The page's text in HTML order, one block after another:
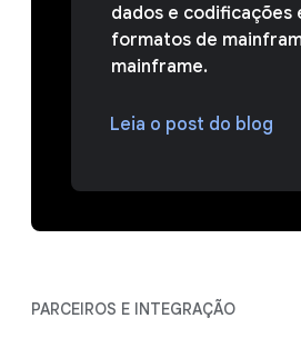
dados e codificações
formatos de
mainframe.
Leia o post do blog
PARCEIROS E INTEGRAÇÃO